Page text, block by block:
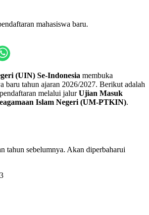
mahasiswa baru.
(UIN) Se-Indonesia membuka
baru tahun ajaran 2026/2027. Berikut adalah
melalui jalur Ujian Masuk
Islam Negeri (UM-PTKIN).
tahun sebelumnya. Akan diperbaharui